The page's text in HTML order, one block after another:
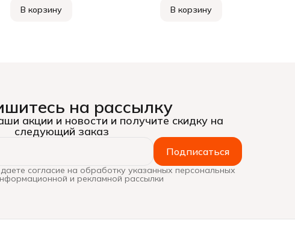
В корзину В корзину
на рассылку
акции и новости и получите скидку на
следующий заказ
Подписаться
согласие на обработку указанных персональных
и рекламной рассылки